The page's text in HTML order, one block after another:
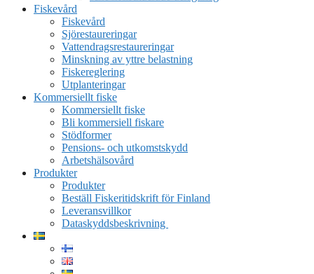
Fiskevård
Fiskevård
Sjörestaureringar
Vattendragsrestaureringar
Minskning av yttre belastning
Fiskereglering
Utplanteringar
Kommersiellt fiske
Kommersiellt fiske
Bli kommersiell fiskare
Stödformer
Pensions- och utkomstskydd
Arbetshälsovård
Produkter
Produkter
Beställ Fiskeritidskrift för Finland
Leveransvillkor
Dataskyddsbeskrivning